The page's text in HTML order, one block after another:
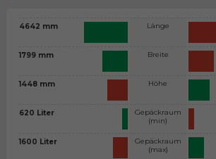
4642 mm
1799 mm
1448 mm
620 Liter
1600 Liter
Länge
Breite
Höhe
Gepäckraum
(min)
Gepäckraum
(max)